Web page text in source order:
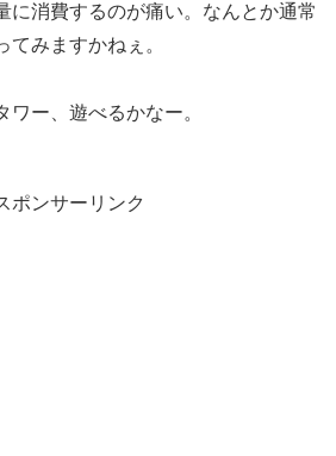
に消費するのが痛い。なんとか通常
みますかねぇ。
ワー、遊べるかなー。
ポンサーリンク